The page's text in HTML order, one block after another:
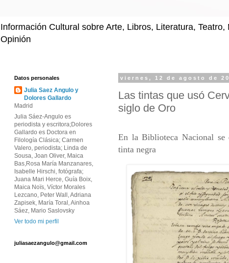
Información Cultural sobre Arte, Libros, Literatura,
Opinión
viernes, 12 de agosto de
Las tintas que usó
siglo de Oro
En la Biblioteca Nacional se
tinta negra
Datos personales
Julia Saez Angulo y
Dolores Gallardo
Madrid
Julia Sáez-Angulo es
periodista y escritora;Dolores
Gallardo es Doctora en
Filología Clásica; Carmen
Valero, periodista; Linda de
Sousa, Joan Oliver, Maica
Bas,Rosa María Manzanares,
Isabelle Hirschi, fotógrafa;
Juana Mari Herce, Guía Boix,
Maica Noïs, Víctor Morales
Lezcano, Peter Wall, Adriana
Zapisek, María Toral, Ainhoa
Sáez, Mario Saslovsky
Ver todo mi perfil
juliasaezangulo@gmail.com